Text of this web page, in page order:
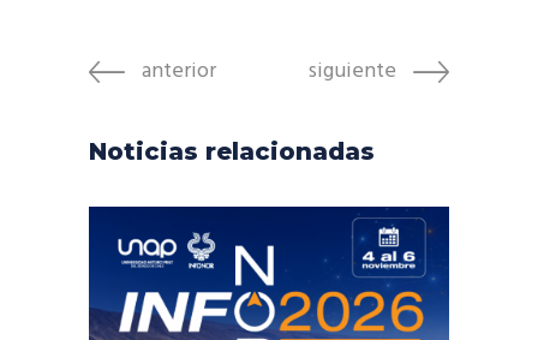
anterior siguiente
Noticias relacionadas